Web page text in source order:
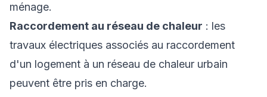
ménage.
Raccordement au réseau de chaleur : les
travaux électriques associés au raccordement
d'un logement à un réseau de chaleur urbain
peuvent être pris en charge.